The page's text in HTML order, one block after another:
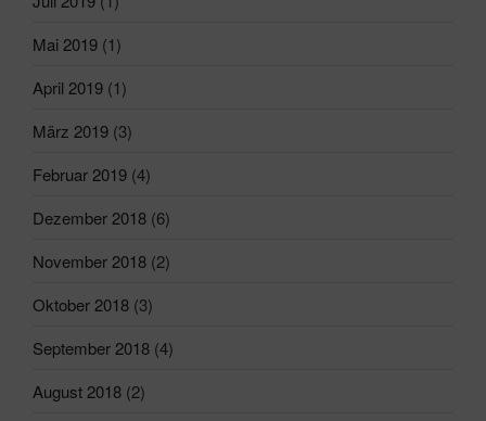
Mai 2019 (1)
April 2019 (1)
März 2019 (3)
Februar 2019 (4)
Dezember 2018 (6)
November 2018 (2)
Oktober 2018 (3)
September 2018 (4)
August 2018 (2)